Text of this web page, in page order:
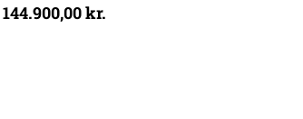
144.900,00kr.